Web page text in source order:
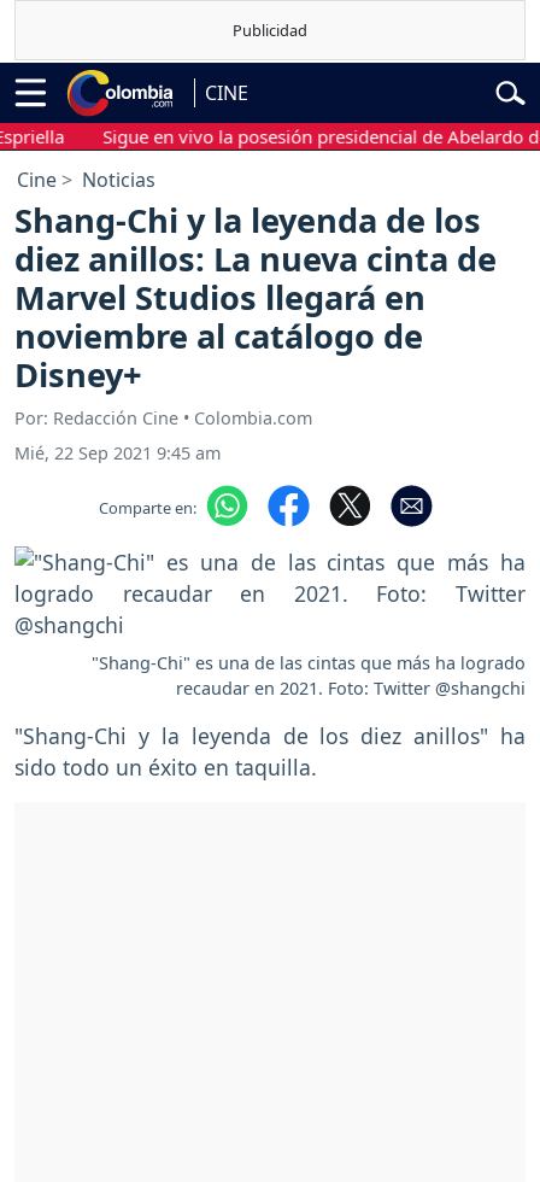
CINE
Sigue en vivo la posesión presidencial de Abelardo de la
Cine Noticias
Shang-Chi y la leyenda de los
diez anillos: La nueva cinta de
Marvel Studios llegará en
noviembre al catálogo de
Disney+
Por: Redacción Cine • Colombia.com
Mié, 22 Sep 2021 9:45 am
Comparte en:
"Shang-Chi" es una de las cintas que más ha logrado
recaudar en 2021. Foto: Twitter @shangchi
"Shang-Chi y la leyenda de los diez anillos" ha
sido todo un éxito en taquilla.